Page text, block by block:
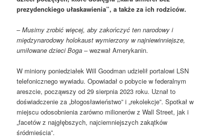
prezydenckiego ułaskawienia”, a także za ich rodziców.
–Musimy zrobić więcej, aby zakończyć ten narodowy i
międzynarodowy holokaust wymierzony w najniewinniejsze,
umiłowane dzieci Boga – wezwał Amerykanin.
W miniony poniedziałek Will Goodman udzielił portalowi LSN
telefonicznego wywiadu. Opowiadał o pobycie w federalnym
areszcie, począwszy od 29 sierpnia 2023 roku. Uznał to
doświadczenie za „błogosławieństwo” i „rekolekcje”. Spotkał w
miejscu odosobnienia zarówno milionerów z Wall Street, jak i
„facetów z najgłębszych, najciemniejszych zakątków
śródmieścia”.